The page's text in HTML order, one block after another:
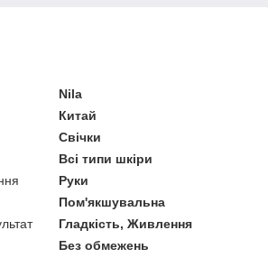
Nila
Китай
Свічки
Всі типи шкіри
Руки
Пом'якшувальна
Гладкість, Живлення
Без обмежень